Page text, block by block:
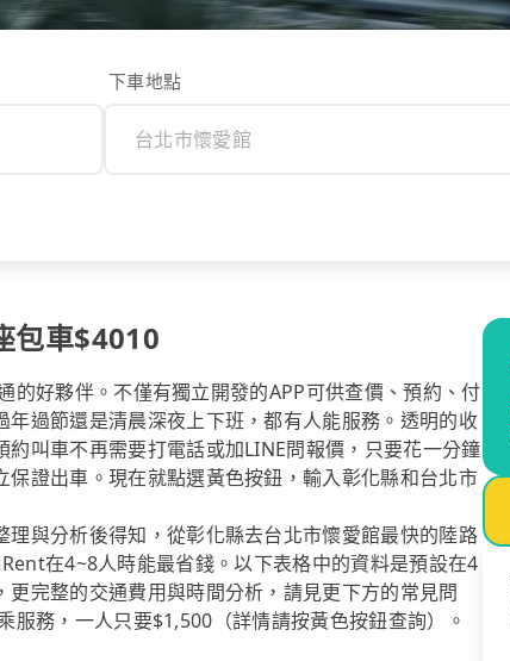
下車地點
包車$4010
好夥伴。不僅有獨立開發的APP可供查價、預約、付
過節還是清晨深夜上下班，都有人能服務。透明的收
叫車不再需要打電話或加LINE問報價，只要花一分鐘
證出車。現在就點選黃色按鈕，輸入彰化縣和台北市
與分析後得知，從彰化縣去台北市懷愛館最快的陸路
在4~8人時能最省錢。以下表格中的資料是預設在4
完整的交通費用與時間分析，請見更下方的常見問
務，一人只要$1,500（詳情請按黃色按鈕查詢）。